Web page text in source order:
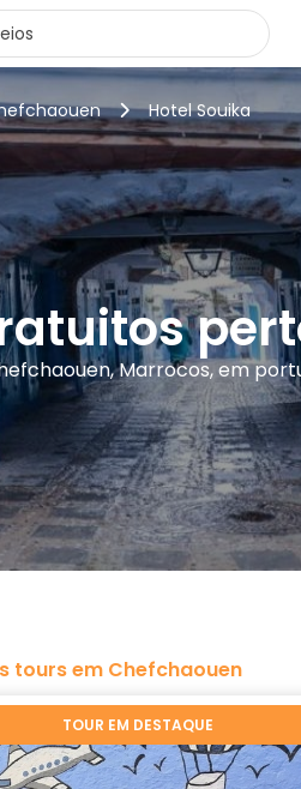
Hotel Souika
Marrocos, em
tours em Chefchaouen
TOUR EM DESTAQUE